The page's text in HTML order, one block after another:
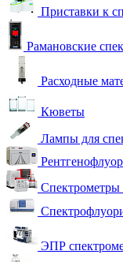
Приставки к
Рамановские
Расходные
Кюветы
Лампы для
Спектрометры
ЭПР